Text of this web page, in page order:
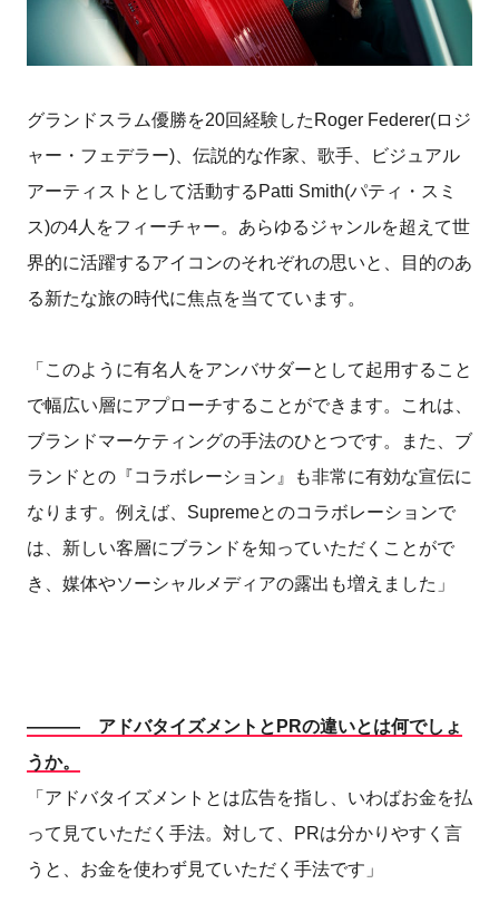
グランドスラム優勝を20回経験したRoger Federer(ロジ
ャー・フェデラー)、伝説的な作家、歌手、ビジュアル
アーティストとして活動するPatti Smith(パティ・スミ
ス)の4人をフィーチャー。あらゆるジャンルを超えて世
界的に活躍するアイコンのそれぞれの思いと、目的のあ
る新たな旅の時代に焦点を当てています。
「このように有名人をアンバサダーとして起用すること
で幅広い層にアプローチすることができます。これは、
ブランドマーケティングの手法のひとつです。また、ブ
ランドとの『コラボレーション』も非常に有効な宣伝に
なります。例えば、Supremeとのコラボレーションで
は、新しい客層にブランドを知っていただくことがで
き、媒体やソーシャルメディアの露出も増えました」
――― アドバタイズメントとPRの違いとは何でしょ
うか。
「アドバタイズメントとは広告を指し、いわばお金を払
って見ていただく手法。対して、PRは分かりやすく言
うと、お金を使わず見ていただく手法です」